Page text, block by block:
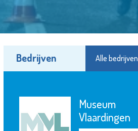
Bedrijven Alle bedrijven
Hospice de
Margriet